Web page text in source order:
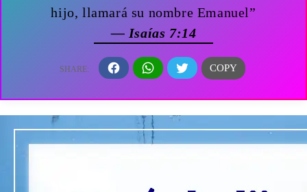
hijo, llamará su nombre Emanuel”
— Isaías 7:14